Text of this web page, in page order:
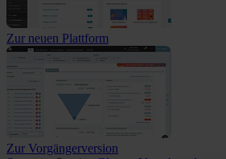
Zur neuen Plattform
Zur Vorgängerversion